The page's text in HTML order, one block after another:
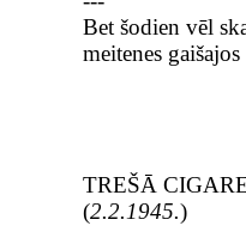
Bet šodien vēl
meitenes
TREŠĀ
(2.2.1945.)